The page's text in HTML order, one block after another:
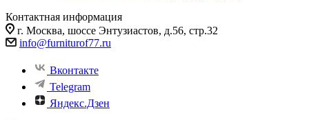
Контактная информация
г. Москва, шоссе Энтузиастов, д.56, стр.32
info@furniturof77.ru
Вконтакте
Telegram
Яндекс.Дзен